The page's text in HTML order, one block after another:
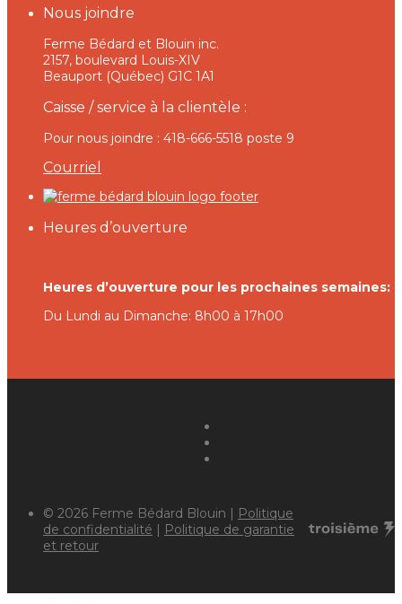
Nous joindre
Ferme Bédard et Blouin inc.
2157, boulevard Louis-XIV
Beauport (Québec) G1C 1A1
Caisse / service à la clientèle :
Pour nous joindre : 418-666-5518 poste 9
Courriel
Heures d’ouverture
Heures d’ouverture pour les prochaines semaines:
Du Lundi au Dimanche: 8h00 à 17h00
© 2026 Ferme Bédard Blouin | Politique
de confidentialité | Politique de garantie
et retour